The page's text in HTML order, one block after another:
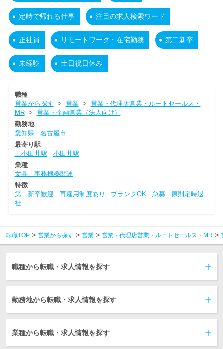
定時で帰れる仕事 注目の求人検索ワード
正社員 リモートワーク・在宅勤務 第二新卒
未経験 土日祝日休み
職種
営業から探す > 営業> 営業・代理店営業・ルートセールス・
MR> 営業・企画営業（法人向け）
勤務地
愛知県
名古屋市
最寄り駅
上小田井駅
小田井駅
業種
文具・事務機器関連
特徴
第二新卒歓迎
再雇用制度あり ブランクOK 急募
原則定時退
社
転職TOP 営業から探す 営業 営業・代理店営業・ルートセールス・MR
職種から転職・求人情報を探す
勤務地から転職・求人情報を探す
業種から転職・求人情報を探す